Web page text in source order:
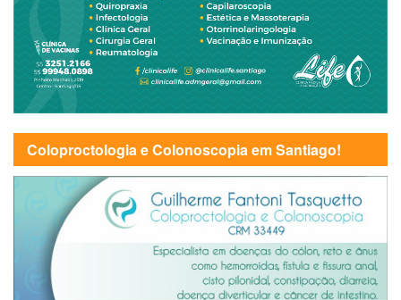
Coloproctologia e Colonoscopia em Santiago!